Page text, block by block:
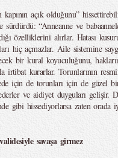
kapının açık olduğunu”
sürdürdü: “Anneanne ve
özelliklerini alırlar. Hatası
hiç açmazlar. Aile sistemine
bir kural koyuculuğunu,
irtibat kurarlar. Torunlarının
için de torunları için de güzel
ve aidiyet duyguları gelişir.
gibi hissediyorlarsa zaten orada
savaşa girmez